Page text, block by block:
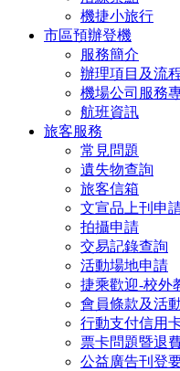
機捷小旅行
市區預辦登機
服務簡介
辦理項目及流
機場公司服務
航班資訊
旅客服務
常見問題
遺失物查詢
旅客信箱
文宣品上刊申
拍攝申請
交易記錄查詢
活動場地申請
捷乘歡迎-校外
會員條款及活
行動支付信用
票卡問題暨退
公益廣告刊登